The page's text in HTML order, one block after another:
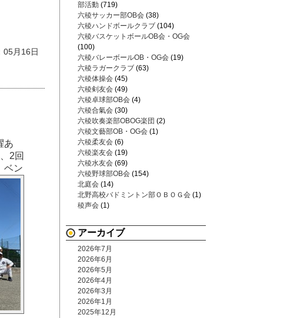
05月16日
あ
2回
ベン
部活動 (719)
六稜サッカー部OB会 (38)
六稜ハンドボールクラブ (104)
六稜バスケットボールOB会・OG会
(100)
六稜バレーボールOB・OG会 (19)
六稜ラガークラブ (63)
六稜体操会 (45)
六稜剣友会 (49)
六稜卓球部OB会 (4)
六稜合氣会 (30)
六稜吹奏楽部OBOG楽団 (2)
六稜文藝部OB・OG会 (1)
六稜柔友会 (6)
六稜楽友会 (19)
六稜水友会 (69)
六稜野球部OB会 (154)
北庭会 (14)
北野高校バドミントン部ＯＢＯＧ会 (1)
稜声会 (1)
アーカイブ
2026年7月
2026年6月
2026年5月
2026年4月
2026年3月
2026年1月
2025年12月